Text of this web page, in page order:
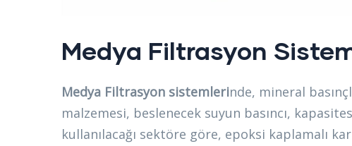
Medya Filtrasyon
Medya Filtrasyon sistemlerinde, mineral
malzemesi, beslenecek suyun basıncı,
kullanılacağı sektöre göre, epoksi kaplamalı